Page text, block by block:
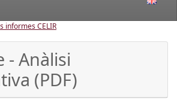
informes CELIR
- Anàlisi
(PDF)